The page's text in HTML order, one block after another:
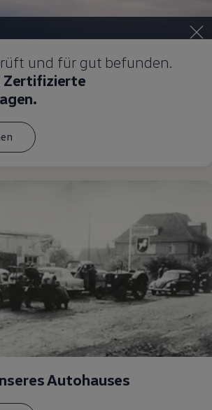
und für gut befunden.
Zertifizierte
Autohauses